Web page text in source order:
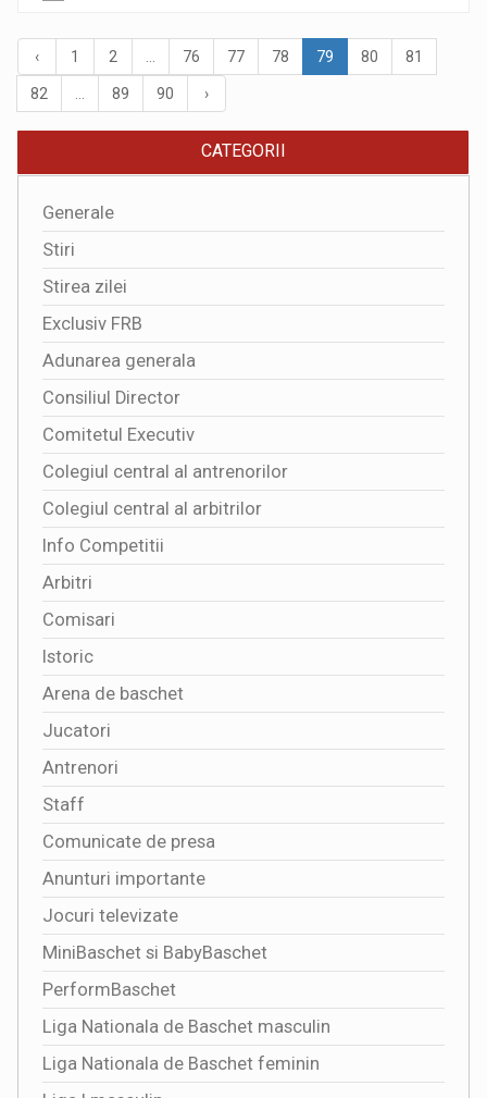
‹ 1 2 76 77 78 79 80 81
82 89 90 ›
CATEGORII
Generale
Stiri
Stirea zilei
Exclusiv FRB
Adunarea generala
Consiliul Director
Comitetul Executiv
Colegiul central al antrenorilor
Colegiul central al arbitrilor
Info Competitii
Arbitri
Comisari
Istoric
Arena de baschet
Jucatori
Antrenori
Staff
Comunicate de presa
Anunturi importante
Jocuri televizate
MiniBaschet si BabyBaschet
PerformBaschet
Liga Nationala de Baschet masculin
Liga Nationala de Baschet feminin